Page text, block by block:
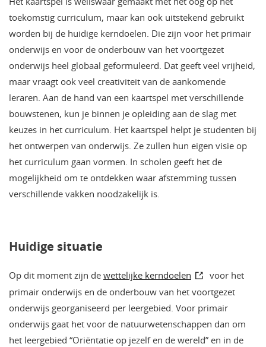
toekomstig curriculum, maar kan ook uitstekend gebruikt
worden bij de huidige kerndoelen. Die zijn voor het primair
onderwijs en voor de onderbouw van het voortgezet
onderwijs heel globaal geformuleerd. Dat geeft veel vrijheid,
maar vraagt ook veel creativiteit van de aankomende
leraren. Aan de hand van een kaartspel met verschillende
bouwstenen, kun je binnen je opleiding aan de slag met
keuzes in het curriculum. Het kaartspel helpt je studenten bij
het ontwerpen van onderwijs. Ze zullen hun eigen visie op
het curriculum gaan vormen. In scholen geeft het de
mogelijkheid om te ontdekken waar afstemming tussen
verschillende vakken noodzakelijk is.
Huidige situatie
Op dit moment zijn de wettelijke kerndoelen
voor het
primair onderwijs en de onderbouw van het voortgezet
onderwijs georganiseerd per leergebied. Voor primair
onderwijs gaat het voor de natuurwetenschappen dan om
het leergebied “Oriëntatie op jezelf en de wereld” en in de